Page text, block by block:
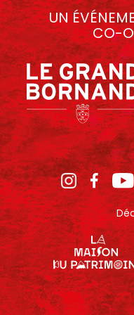
UN
CO-